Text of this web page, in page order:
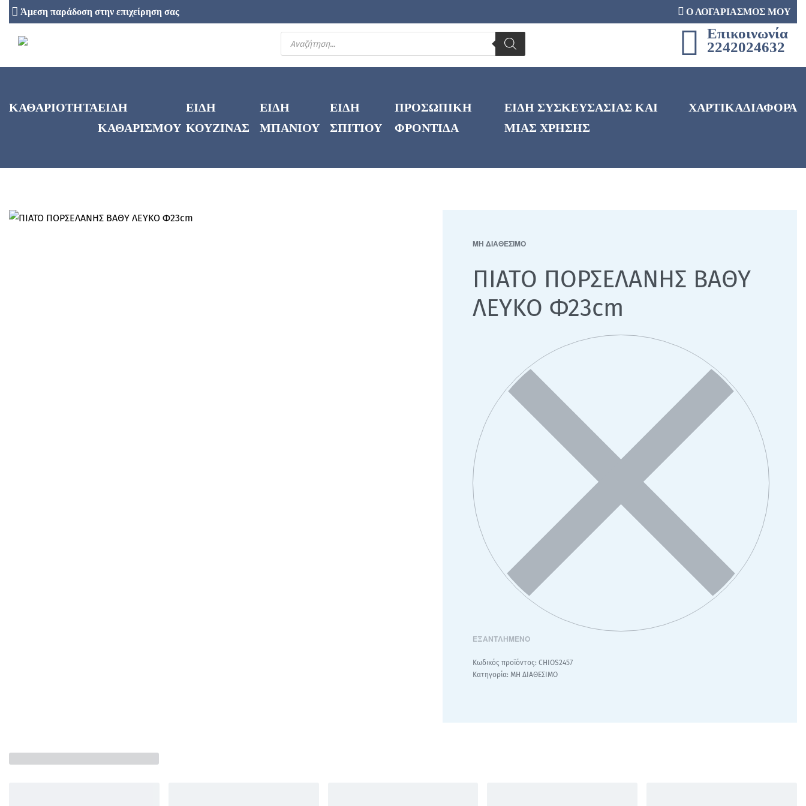
Άμεση παράδοση στην επιχείρηση σας Ο ΛΟΓΑΡΙΑΣΜΟΣ ΜΟΥ
Επικοινωνία
2242024632
ΚΑΘΑΡΙΟΤΗΤΑΕΙΔΗ
ΚΑΘΑΡΙΣΜΟΥ
ΕΙΔΗ
ΚΟΥΖΙΝΑΣ
ΕΙΔΗ
ΜΠΑΝΙΟΥ
ΕΙΔΗ
ΣΠΙΤΙΟΥ
ΠΡΟΣΩΠΙΚΗ
ΦΡΟΝΤΙΔΑ
ΕΙΔΗ ΣΥΣΚΕΥΣΑΣΙΑΣ ΚΑΙ
ΜΙΑΣ ΧΡΗΣΗΣ
ΧΑΡΤΙΚΑΔΙΑΦΟΡΑ
ΜΗ ΔΙΑΘΕΣΙΜΟ
ΠΙΑΤΟ ΠΟΡΣΕΛΑΝΗΣ ΒΑΘΥ
ΛΕΥΚΟ Φ23cm
ΕΞΑΝΤΛΗΜΈΝΟ
CHIOS2457
Κατηγορία: ΜΗ ΔΙΑΘΕΣΙΜΟ